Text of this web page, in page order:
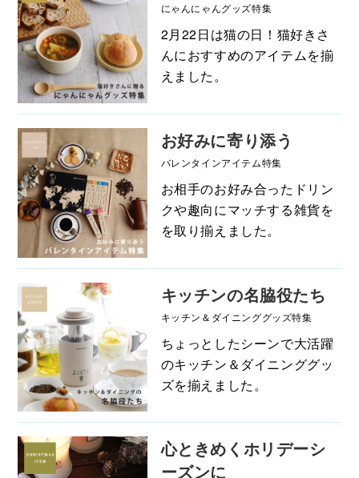
にゃんにゃんグッズ特集
2月22日は猫の日！猫好きさ
んにおすすめのアイテムを揃
えました。
お好みに寄り添う
バレンタインアイテム特集
お相手のお好み合ったドリン
クや趣向にマッチする雑貨を
を取り揃えました。
キッチンの名脇役たち
キッチン＆ダイニンググッズ特集
ちょっとしたシーンで大活躍
のキッチン＆ダイニンググッ
ズを揃えました。
心ときめくホリデーシ
ーズンに